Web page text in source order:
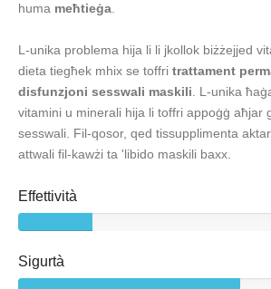
huma meħtieġa.
L-unika problema hija li li jkollok biżżejjed
dieta tiegħek mhix se toffri trattament
disfunzjoni sesswali maskili. L-unika
vitamini u minerali hija li toffri appoġġ aħjar
sesswali. Fil-qosor, qed tissupplimenta
attwali fil-kawżi ta 'libido maskili baxx.
Effettività
Sigurtà